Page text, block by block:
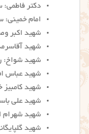
دکتر فاطمی:
امام خمینی:
شهید اکبر
شهید
شهید شواخ:
شهید عباس
شهید کامبیز
شهید علی
شهید شهرام
شهید